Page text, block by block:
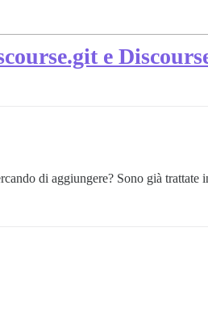
e
di aggiungere? Sono già trattate